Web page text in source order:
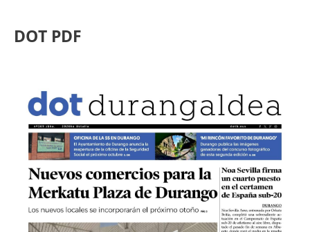
DOT PDF